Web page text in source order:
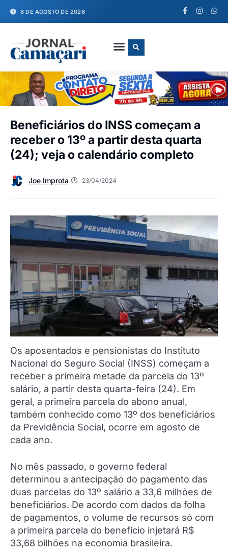
8 DE AGOSTO DE 2026
Beneficiários do INSS começam a
receber o 13º a partir desta quarta
(24); veja o calendário completo
Joe Improta 23/04/2024
Os aposentados e pensionistas do Instituto
Nacional do Seguro Social (INSS) começam a
receber a primeira metade da parcela do 13º
salário, a partir desta quarta-feira (24). Em
geral, a primeira parcela do abono anual,
também conhecido como 13º dos beneficiários
da Previdência Social, ocorre em agosto de
cada ano.
No mês passado, o governo federal
determinou a antecipação do pagamento das
duas parcelas do 13º salário a 33,6 milhões de
beneficiários. De acordo com dados da folha
de pagamentos, o volume de recursos só com
a primeira parcela do benefício injetará R$
33,68 bilhões na economia brasileira.